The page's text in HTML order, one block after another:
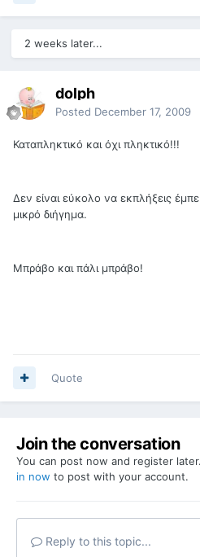
2 weeks later...
dolph
Posted December 17, 2009
Καταπληκτικό και όχι πληκτικό!!!
Δεν είναι εύκολο να εκπλήξεις
μικρό διήγημα.
Μπράβο και πάλι μπράβο!
Quote
Join the conversation
You can post now and register
in now to post with your account.
Reply to this topic...